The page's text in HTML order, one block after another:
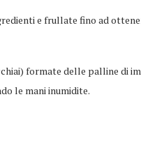
e frullate fino ad
formate delle palline di
le mani inumidite.